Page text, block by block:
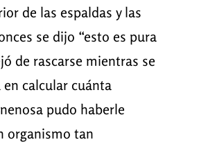
de las espaldas y las
se dijo “esto es pura
de rascarse mientras se
calcular cuánta
pudo haberle
organismo tan